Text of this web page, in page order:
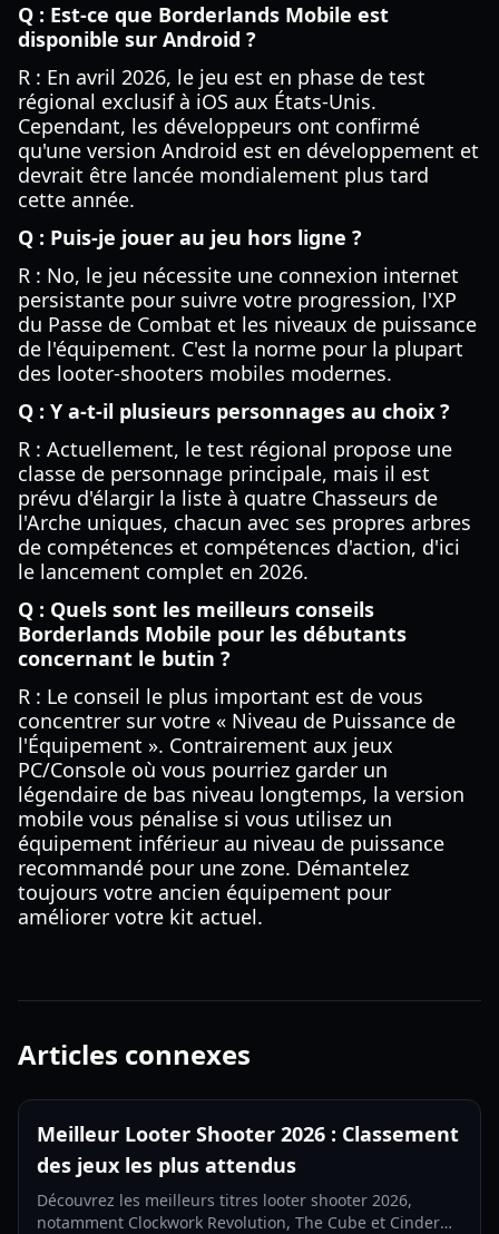
Q : Est-ce que Borderlands Mobile est
disponible sur Android ?
R : En avril 2026, le jeu est en phase de test
régional exclusif à iOS aux États-Unis.
Cependant, les développeurs ont confirmé
qu'une version Android est en développement et
devrait être lancée mondialement plus tard
cette année.
Q : Puis-je jouer au jeu hors ligne ?
R : No, le jeu nécessite une connexion internet
persistante pour suivre votre progression, l'XP
du Passe de Combat et les niveaux de puissance
de l'équipement. C'est la norme pour la plupart
des looter-shooters mobiles modernes.
Q : Y a-t-il plusieurs personnages au choix ?
R : Actuellement, le test régional propose une
classe de personnage principale, mais il est
prévu d'élargir la liste à quatre Chasseurs de
l'Arche uniques, chacun avec ses propres arbres
de compétences et compétences d'action, d'ici
le lancement complet en 2026.
Q : Quels sont les meilleurs conseils
Borderlands Mobile pour les débutants
concernant le butin ?
R : Le conseil le plus important est de vous
concentrer sur votre « Niveau de Puissance de
l'Équipement ». Contrairement aux jeux
PC/Console où vous pourriez garder un
légendaire de bas niveau longtemps, la version
mobile vous pénalise si vous utilisez un
équipement inférieur au niveau de puissance
recommandé pour une zone. Démantelez
toujours votre ancien équipement pour
améliorer votre kit actuel.
Articles connexes
Meilleur Looter Shooter 2026 : Classement
des jeux les plus attendus
Découvrez les meilleurs titres looter shooter 2026,
notamment Clockwork Revolution, The Cube et Cinder